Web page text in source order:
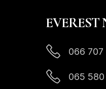
066 707
065 580